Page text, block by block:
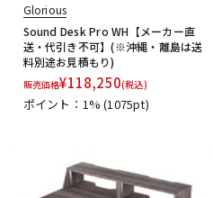
Glorious
Sound Desk Pro WH【メーカー直
送・代引き不可】(※沖縄・離島は送
料別途お見積もり)
販売価格¥118,250(税込)
ポイント：1%(1075pt)